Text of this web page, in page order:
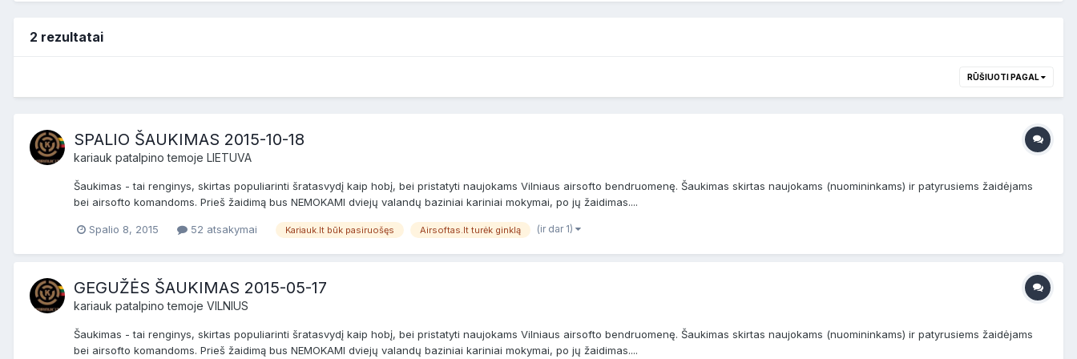
2 rezultatai
RŪŠIUOTI PAGAL
SPALIO ŠAUKIMAS 2015-10-18
kariauk patalpino temoje LIETUVA
Šaukimas - tai renginys, skirtas populiarinti šratasvydį kaip hobį, bei pristatyti naujokams Vilniaus airsofto bendruomenę. Šaukimas skirtas naujokams (nuomininkams) ir patyrusiems žaidėjams
bei airsofto komandoms. Prieš žaidimą bus NEMOKAMI dviejų valandų baziniai kariniai mokymai, po jų žaidimas....
Spalio 8, 2015 52 atsakymai Kariauk.lt būk pasiruošęs Airsoftas.lt turėk ginklą (ir dar 1)
GEGUŽĖS ŠAUKIMAS 2015-05-17
kariauk patalpino temoje VILNIUS
Šaukimas - tai renginys, skirtas populiarinti šratasvydį kaip hobį, bei pristatyti naujokams Vilniaus airsofto bendruomenę. Šaukimas skirtas naujokams (nuomininkams) ir patyrusiems žaidėjams
bei airsofto komandoms. Prieš žaidimą bus NEMOKAMI dviejų valandų baziniai kariniai mokymai, po jų žaidimas....